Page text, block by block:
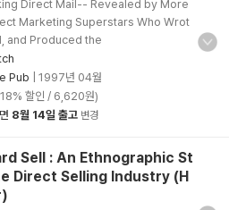
Direct Mail-- Revealed by More
Marketing Superstars Who Wrot
and Produced the
Pub
1997년 04월
할인 / 6,620원)
8월 14일 출고 변경
Sell : An Ethnographic St
Direct Selling Industry (H